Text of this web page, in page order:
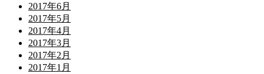
2017年6月
2017年5月
2017年4月
2017年3月
2017年2月
2017年1月